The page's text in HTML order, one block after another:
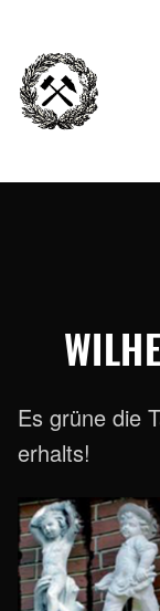
Es grüne die
erhalts!